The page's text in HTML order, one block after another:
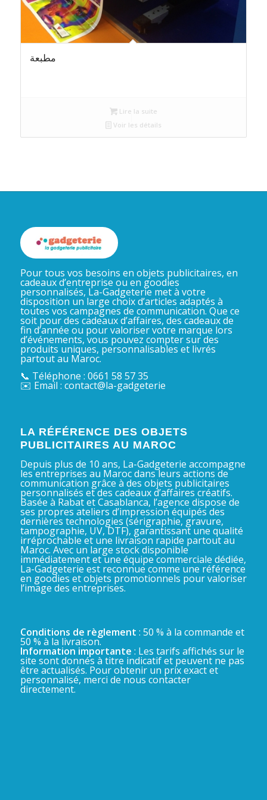
مطبعة
Lire la suite
Voir les détails
Pour tous vos besoins en objets publicitaires, en
cadeaux d’entreprise ou en goodies
personnalisés, La-Gadgeterie met à votre
disposition un large choix d’articles adaptés à
toutes vos campagnes de communication. Que ce
soit pour des cadeaux d’affaires, des cadeaux de
fin d’année ou pour valoriser votre marque lors
d’événements, vous pouvez compter sur des
produits uniques, personnalisables et livrés
partout au Maroc.
📞 Téléphone : 0661 58 57 35
✉️ Email : contact@la-gadgeterie
LA RÉFÉRENCE DES OBJETS
PUBLICITAIRES AU MAROC
Depuis plus de 10 ans, La-Gadgeterie accompagne
les entreprises au Maroc dans leurs actions de
communication grâce à des objets publicitaires
personnalisés et des cadeaux d’affaires créatifs.
Basée à Rabat et Casablanca, l’agence dispose de
ses propres ateliers d’impression équipés des
dernières technologies (sérigraphie, gravure,
tampographie, UV, DTF), garantissant une qualité
irréprochable et une livraison rapide partout au
Maroc. Avec un large stock disponible
immédiatement et une équipe commerciale dédiée,
La-Gadgeterie est reconnue comme une référence
en goodies et objets promotionnels pour valoriser
l’image des entreprises.
Conditions de règlement : 50 % à la commande et
50 % à la livraison.
Information importante : Les tarifs affichés sur le
site sont donnés à titre indicatif et peuvent ne pas
être actualisés. Pour obtenir un prix exact et
personnalisé, merci de nous contacter
directement.